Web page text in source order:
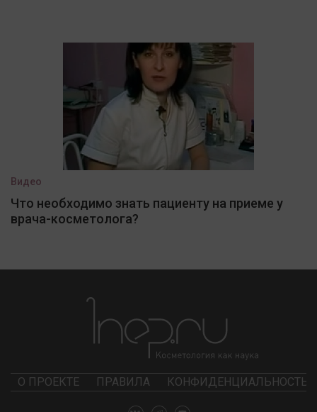
Видео
Что необходимо знать пациенту на приеме у
врача-косметолога?
О ПРОЕКТЕ ПРАВИЛА КОНФИДЕНЦИАЛЬНОСТЬ